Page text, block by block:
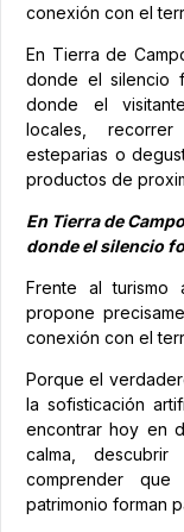
conexión con el
En Tierra de
donde el silencio
donde el
locales,
esteparias o
productos de
En Tierra de
donde el silencio
Frente al turismo
propone
conexión con el
Porque el
la sofisticación
encontrar hoy en
calma,
comprender
patrimonio forman